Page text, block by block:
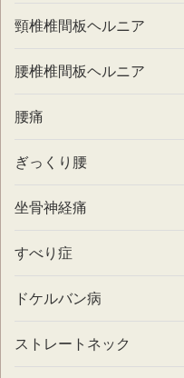
頸椎椎間板ヘルニア
腰椎椎間板ヘルニア
腰痛
ぎっくり腰
坐骨神経痛
すべり症
ドケルバン病
ストレートネック